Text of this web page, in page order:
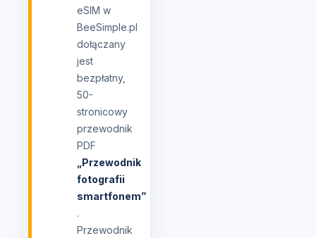
eSIM w
BeeSimple.pl
dołączany
jest
bezpłatny,
50-
stronicowy
przewodnik
PDF
„Przewodnik
fotografii
smartfonem”
.
Przewodnik